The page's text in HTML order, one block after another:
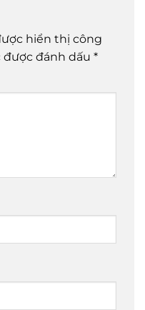
hiển thị công
đánh dấu *